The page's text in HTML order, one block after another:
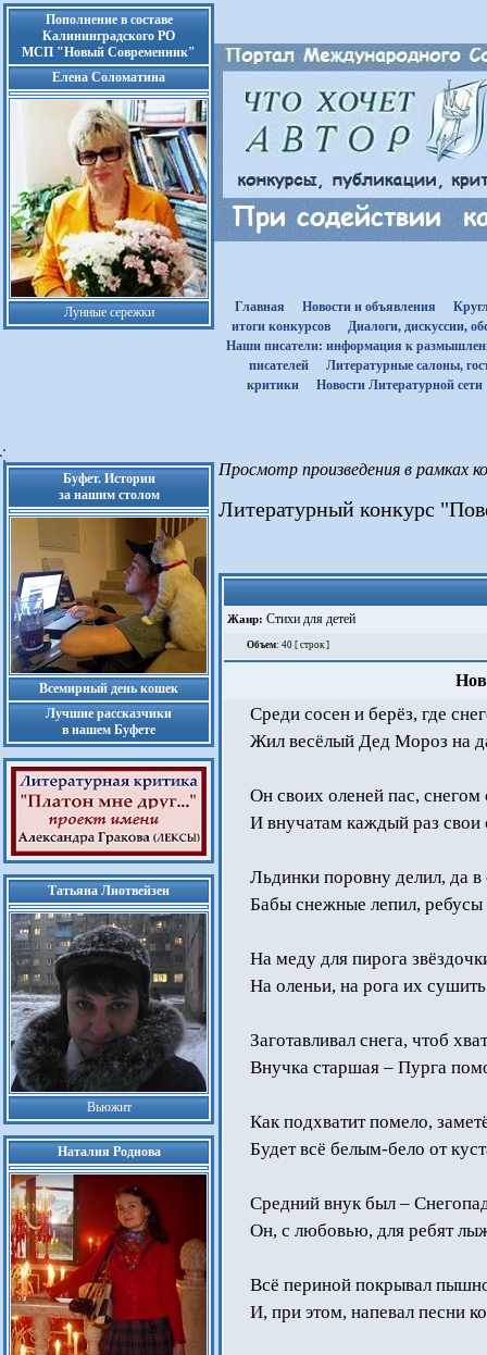
Пополнение в составе
Калининградского РО
МСП "Новый Современник"
Елена Соломатина
Лунные сережки Главная Новости и объявления
итоги конкурсов
Диалоги, дискуссии,
Наши писатели: информация к
писателей
Литературные салоны,
критики
Новости Литературной сети
Буфет. Истории
за нашим столом
Всемирный день кошек
Лучшие рассказчики
в нашем Буфете
Татьяна Лиотвейзен
Вьюжит
Наталия Роднова
Просмотр произведения в рамках
Литературный конкурс
Жанр: Стихи для детей
Объем: 40 [ строк ]
Среди сосен и берёз, где
Жил весёлый Дед Мороз на
Он своих оленей пас, снегом
И внучатам каждый раз свои
Льдинки поровну делил, да
Бабы снежные лепил, ребусы
На меду для пирога
На оленьи, на рога их
Заготавливал снега, чтоб
Внучка старшая – Пурга
Как подхватит помело,
Будет всё белым-бело от
Средний внук был –
Он, с любовью, для ребят
Всё периной покрывал
И, при этом, напевал песни